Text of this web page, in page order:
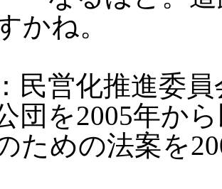
かね。
民営化推進委
団を2005年か
ための法案を